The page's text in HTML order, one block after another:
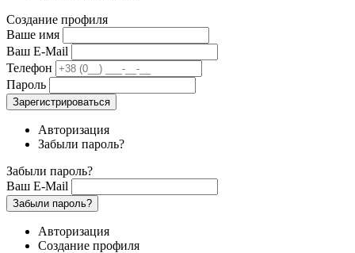
Создание профиля
Ваше имя
Ваш E-Mail
Телефон
Пароль
Зарегистрироваться
Авторизация
Забыли пароль?
Забыли пароль?
Ваш E-Mail
Забыли пароль?
Авторизация
Создание профиля